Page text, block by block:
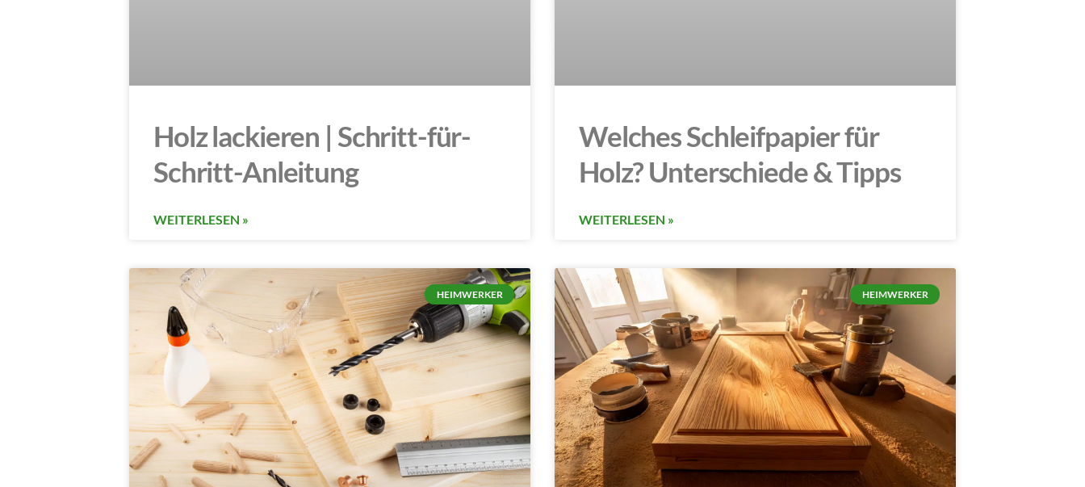
Holz lackieren | Schritt-für-
Schritt-Anleitung
WEITERLESEN »
Welches Schleifpapier für
Holz? Unterschiede & Tipps
WEITERLESEN »
HEIMWERKER HEIMWERKER